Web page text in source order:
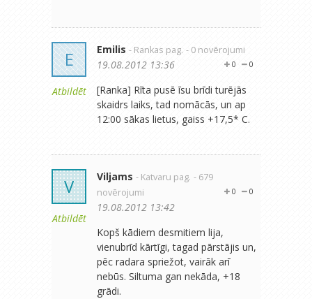
E
Atbildēt
Emilis - Rankas pag. - 0 novērojumi
0
0
19.08.2012 13:36
[Ranka] Rīta pusē īsu brīdi turējās
skaidrs laiks, tad nomācās, un ap
12:00 sākas lietus, gaiss +17,5* C.
V
Atbildēt
Viljams - Katvaru pag. - 679
novērojumi
0
0
19.08.2012 13:42
Kopš kādiem desmitiem lija,
vienubrīd kārtīgi, tagad pārstājis un,
pēc radara spriežot, vairāk arī
nebūs. Siltuma gan nekāda, +18
grādi.